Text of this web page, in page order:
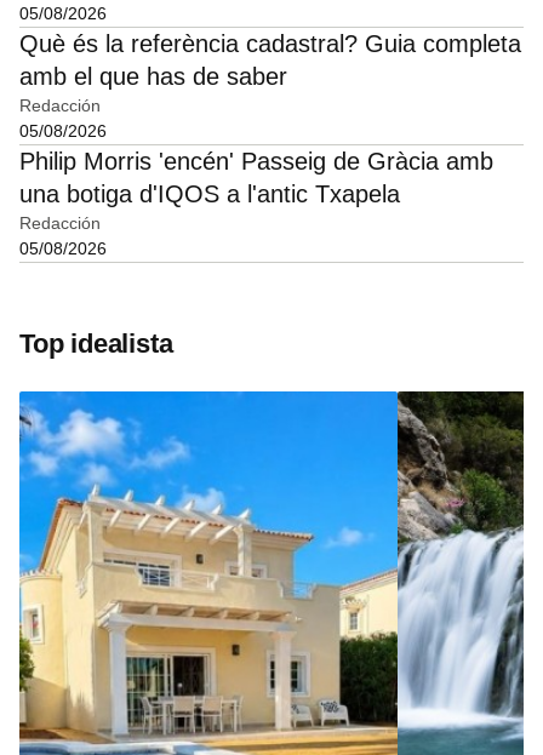
05/08/2026
Què és la referència cadastral? Guia completa
amb el que has de saber
Redacción
05/08/2026
Philip Morris 'encén' Passeig de Gràcia amb
una botiga d'IQOS a l'antic Txapela
Redacción
05/08/2026
Top idealista